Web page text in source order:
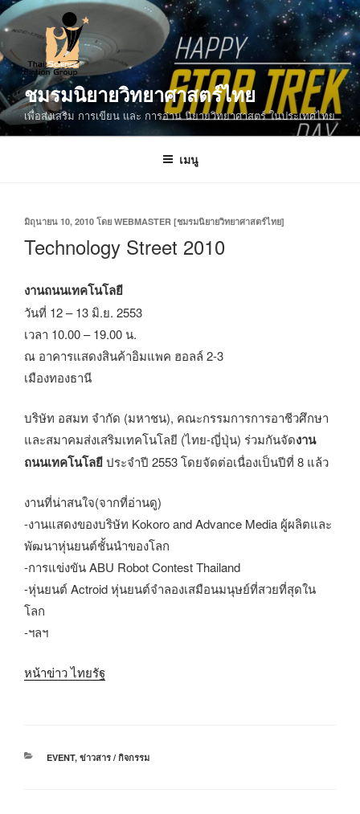
ข้าม
ไป
ยัง
บทความ
ชมรมนิยายวิทยาศาสตร์ไทย
เพื่อส่งเสริม การเขียน และ การอ่าน นิยายวิทยาศาสตร์ ในประเทศไทย
เมนู
เขียน
มิถุนายน 10, 2010 โดย WEBMASTER [ชมรมนิยายวิทยาศาสตร์ไทย]
Technology Street 2010
งานถนนเทคโนโลยี
วันที่ 12 – 13 มิ.ย. 2553
เวลา 10.00 – 19.00 น.
ณ อาคารแสดงสินค้าอิมแพค ฮอลล์ 2-3
เมืองทองธานี
บริษัท อสมท จำกัด (มหาชน), คณะกรรมการการอาชีวศึกษา
และสมาคมส่งเสริมเทคโนโลยี (ไทย-ญี่ปุ่น) ร่วมกันจัดงาน
ถนนเทคโนโลยีประจำปี 2553 โดยจัดต่อเนื่องเป็นปีที่ 8 แล้ว
งานที่น่าสนใจ(จากที่อ่านดู)
-งานแสดงของบริษัท Kokoro and Advance Media ผู้ผลิตและ
พัฒนาหุ่นยนต์ชั้นนำของโลก
-การแข่งขัน ABU Robot Contest Thailand
-หุ่นยนต์ Actroid หุ่นยนต์จำลองเสมือนมนุษย์ที่สวยที่สุดใน
โลก
-ฯลฯ
หน้าข่าว ไทยรัฐ
หมวด
EVENT, ข่าวสาร / กิจกรรม